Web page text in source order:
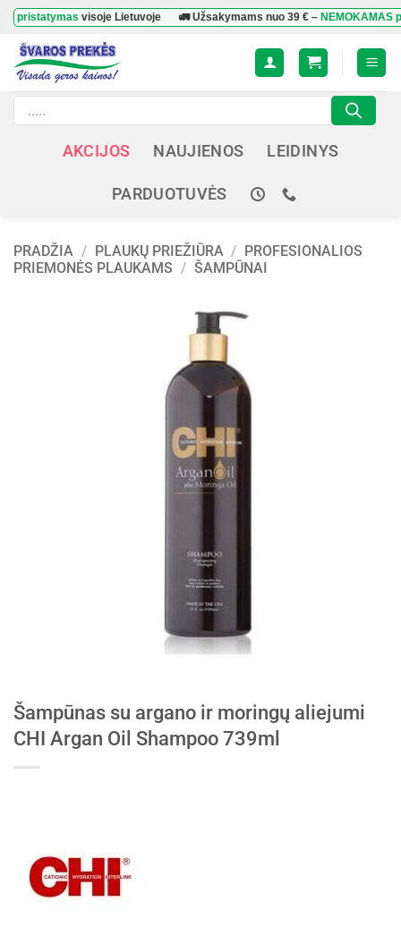
Skip
content
visoje Lietuvoje 🚛 Užsakymams nuo39 €–NEMOKAMAS
Products
search
AKCIJOS NAUJIENOS LEIDINYS
PARDUOTUVĖS
PRADŽIA / PLAUKŲ PRIEŽIŪRA / PROFESIONALIOS
PRIEMONĖS PLAUKAMS / ŠAMPŪNAI
Šampūnas su argano ir moringų aliejumi
CHI Argan Oil Shampoo 739ml